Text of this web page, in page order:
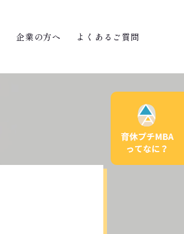
企業の方へ よくあるご質問